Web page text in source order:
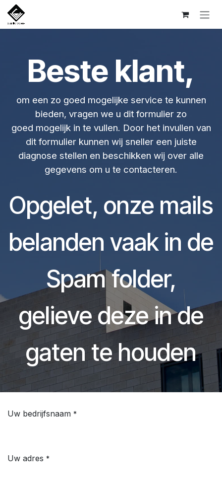
Overslaan naar inhoud
Beste klant,
om een zo goed mogelijke service te kunnen
bieden, vragen we u dit formulier zo
goed mogelijk in te vullen. Door het invullen van
dit formulier kunnen wij sneller een juiste
diagnose stellen en beschikken wij over alle
gegevens om u te contacteren.
Opgelet, onze mails
belanden vaak in de
Spam folder,
gelieve deze in de
gaten te houden
Uw bedrijfsnaam *
Uw adres *